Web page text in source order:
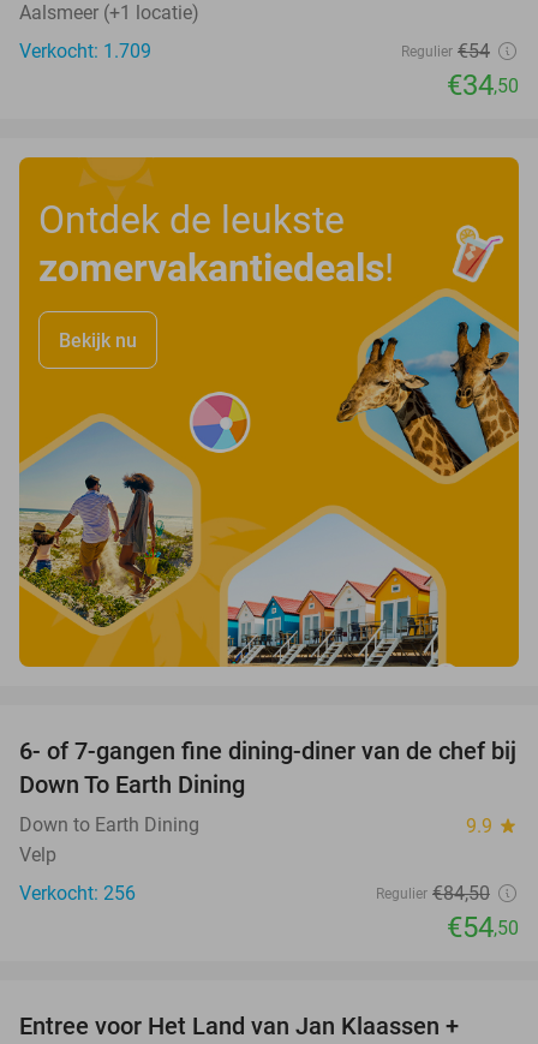
Aalsmeer (+1 locatie)
Verkocht: 1.709
Regulier €54
€34,50
Ontdek de leukste
zomervakantiedeals!
Bekijk nu
36%
6- of 7-gangen fine dining-diner van de chef bij
Down To Earth Dining
Down to Earth Dining 9.9 star
Velp
Verkocht: 256
Regulier €84,50
€54,50
Entree voor Het Land van Jan Klaassen +